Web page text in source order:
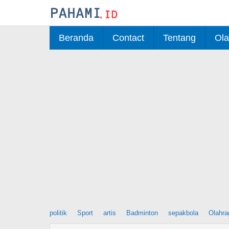
Beranda Contact Tentang
politik Sport artis Badminton sepakbola